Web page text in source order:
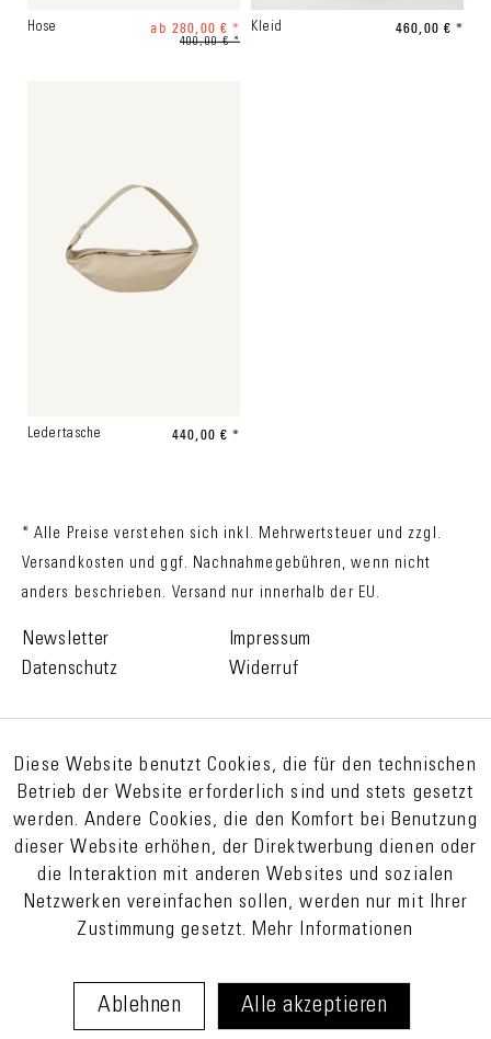
Hose ab 280,00 € *
400,00 € *
Kleid 460,00 € *
Ledertasche 440,00 € *
* Alle Preise verstehen sich inkl. Mehrwertsteuer und zzgl.
Versandkosten und ggf. Nachnahmegebühren, wenn nicht
anders beschrieben. Versand nur innerhalb der EU.
Newsletter
Impressum
Datenschutz
Widerruf
Diese Website benutzt Cookies, die für den technischen
Betrieb der Website erforderlich sind und stets gesetzt
werden. Andere Cookies, die den Komfort bei Benutzung
dieser Website erhöhen, der Direktwerbung dienen oder
die Interaktion mit anderen Websites und sozialen
Netzwerken vereinfachen sollen, werden nur mit Ihrer
Zustimmung gesetzt.Mehr Informationen
Ablehnen Alle akzeptieren